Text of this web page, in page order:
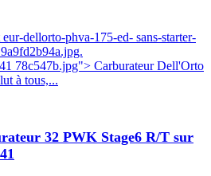
dellorto-phva-175-ed- sans-starter-
78c547b.jpg"> Carburateur Dell'Orto
à tous,...
32 PWK Stage6 R/T sur